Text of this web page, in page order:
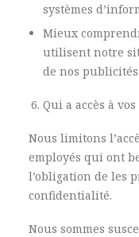
systèmes
Mieux
utilisent notre
de nos
Qui a accès à
Nous limitons
employés qui ont
l’obligation de les
confidentialité.
Nous sommes